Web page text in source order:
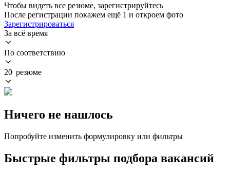
Чтобы видеть все резюме, зарегистрируйтесь
После регистрации покажем ещё 1 и откроем фото
Зарегистрироваться
За всё время
По соответствию
20 резюме
Ничего не нашлось
Попробуйте изменить формулировку или фильтры
Быстрые фильтры подбора вакансий